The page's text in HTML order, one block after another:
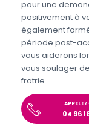
pour une
positivement à
également
période post-
vous aiderons
vous soulager
fratrie.
04 96